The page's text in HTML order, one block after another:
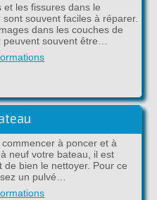
et les fissures dans le
sont souvent faciles à réparer.
dans les couches de
peuvent souvent être…
commencer à poncer et à
neuf votre bateau, il est
de bien le nettoyer. Pour ce
un pulvé…